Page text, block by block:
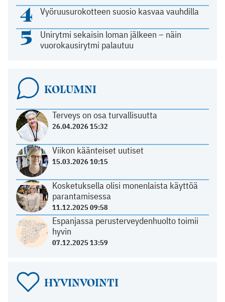
4 Vyöruusurokotteen suosio kasvaa vauhdilla
5
Unirytmi sekaisin loman jälkeen – näin
vuorokausirytmi palautuu
KOLUMNI
Terveys on osa turvallisuutta
26.04.2026 15:32
Viikon käänteiset uutiset
15.03.2026 10:15
Kosketuksella olisi monenlaista käyttöä
parantamisessa
11.12.2025 09:58
Espanjassa perusterveydenhuolto toimii
hyvin
07.12.2025 13:59
HYVINVOINTI